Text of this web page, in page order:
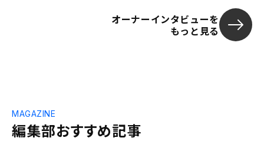
オーナーインタビューを
もっと見る
編集部おすすめ記事
MAGAZINE